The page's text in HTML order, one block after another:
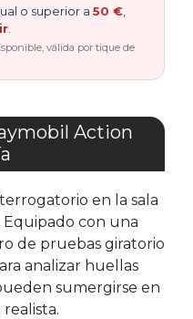
o superior a 50 €
válida por tique de
Action
en la sala
Equipado con una
de pruebas giratorio
analizar huellas
sumergirse en